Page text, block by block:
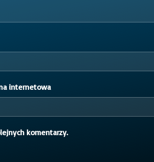
internetowa
komentarzy.